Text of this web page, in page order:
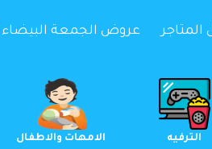
المتاجر عروض الجمعة البيضاء 2025 🔥
الترفيه التعليم